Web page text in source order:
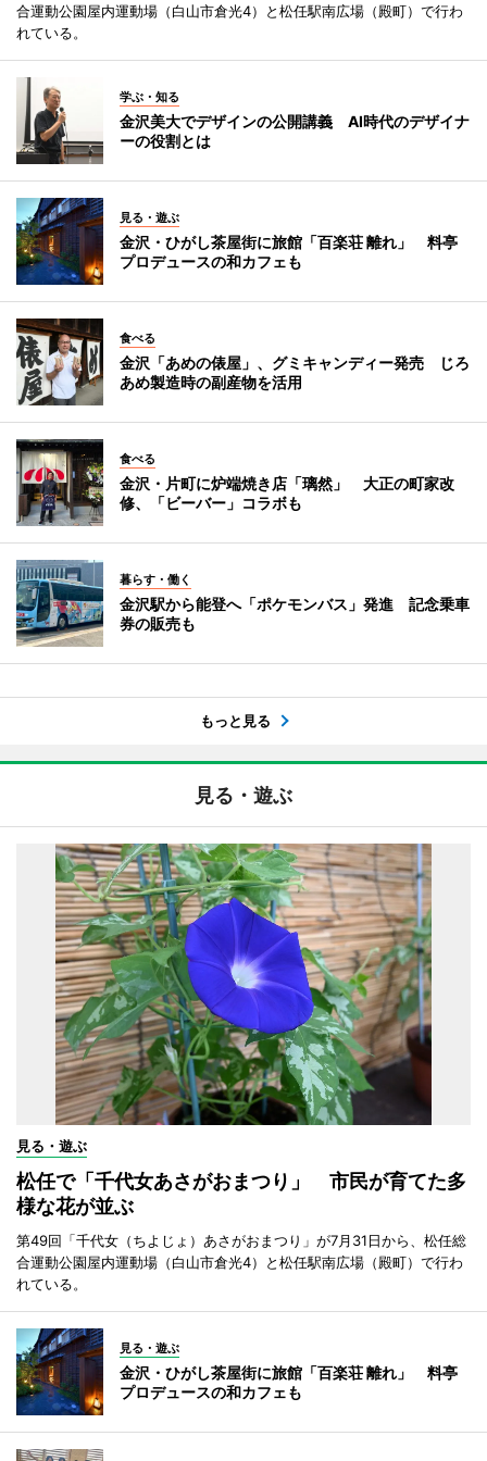
合運動公園屋内運動場（白山市倉光4）と松任駅南広場（殿町）で行わ
れている。
学ぶ・知る
金沢美大でデザインの公開講義 AI時代のデザイナ
ーの役割とは
見る・遊ぶ
金沢・ひがし茶屋街に旅館「百楽荘 離れ」 料亭
プロデュースの和カフェも
食べる
金沢「あめの俵屋」、グミキャンディー発売 じろ
あめ製造時の副産物を活用
食べる
金沢・片町に炉端焼き店「璃然」 大正の町家改
修、「ビーバー」コラボも
暮らす・働く
金沢駅から能登へ「ポケモンバス」発進 記念乗車
券の販売も
もっと見る
見る・遊ぶ
見る・遊ぶ
松任で「千代女あさがおまつり」 市民が育てた多
様な花が並ぶ
第49回「千代女（ちよじょ）あさがおまつり」が7月31日から、松任総
合運動公園屋内運動場（白山市倉光4）と松任駅南広場（殿町）で行わ
れている。
見る・遊ぶ
金沢・ひがし茶屋街に旅館「百楽荘 離れ」 料亭
プロデュースの和カフェも